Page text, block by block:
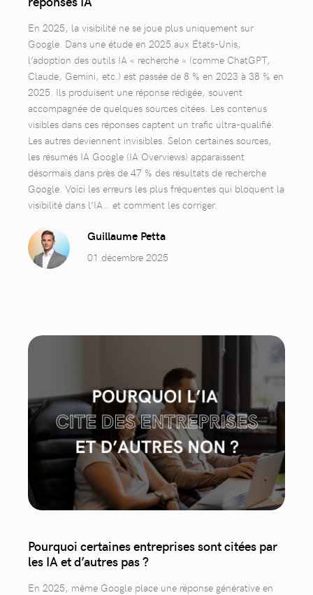
En 2025, la visibilité ne se joue plus uniquement sur
Google. Dans une étude en 2025 aux États-Unis,
l’adoption des outils IA « recherche » (comme ChatGPT,
Claude, Gemini, etc.) est passée de 8 % en 2023 à 38 % en
2025. Ils produisent une réponse rédigée, souvent
accompagnée de quelques sources citées. Les contenus
visibles dans ces réponses captent un trafic ultra-qualifié.
Les autres deviennent invisibles. Selon certaines sources,
les résumés IA Google (IA Overviews) apparaissent
désormais dans près de 47 % des résultats de recherche
Google. Voici les erreurs les plus fréquentes qui bloquent la
visibilité dans l’IA… et comment les corriger.
Guillaume Petta
01 décembre 2025
Pourquoi certaines entreprises sont citées par
les IA et d’autres pas ?
En 2025, même Google place une réponse générative en